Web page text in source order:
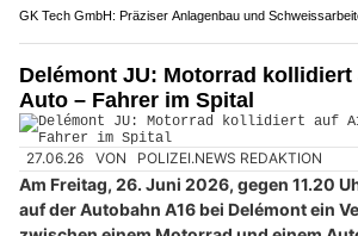
GK Tech GmbH: Präziser Anlagenbau und
Delémont JU: Motorrad kollidiert
Auto – Fahrer im Spital
27.06.26 VON POLIZEI.NEWS REDAKTION
Am Freitag, 26. Juni 2026, gegen 11.20
auf der Autobahn A16 bei Delémont ein